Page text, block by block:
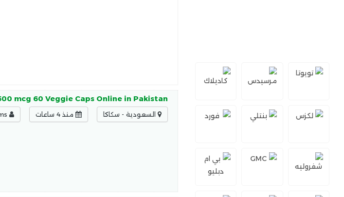
mcg 60 Veggie Caps Online in Pakistan
السعودية - سكاكا منذ 4 ساعات